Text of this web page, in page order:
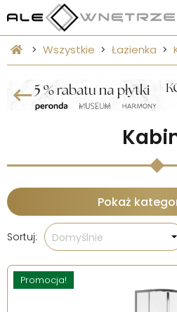
Wszystkie Łazienka
Pokaż
Sortuj: Domyślnie
Promocja!